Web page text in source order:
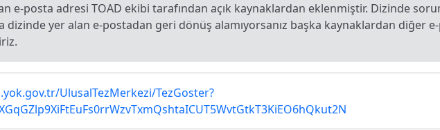
e-posta adresi TOAD ekibi tarafından açık kaynaklardan eklenmiştir. Dizinde
dizinde yer alan e-postadan geri dönüş alamıyorsanız başka kaynaklardan diğer
UlusalTezMerkezi/TezGoster?